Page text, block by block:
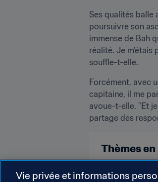
Ses qualités balle
poursuivre son
immense de Bah
réalité. Je m’étais
souffle-t-elle.
Forcément, avec
capitaine, il me
avoue-t-elle. "Et
partage des
Thèmes
Classement
Vie privée et informations